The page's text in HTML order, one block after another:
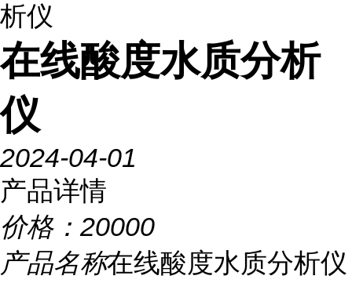
析仪
在线酸度水质分析
仪
2024-04-01
产品详情
价格： 20000
产品名称在线酸度水质分析仪